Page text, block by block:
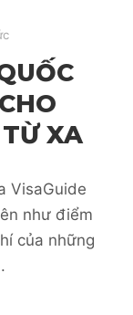
XA
VisaGuide
như điểm
của những